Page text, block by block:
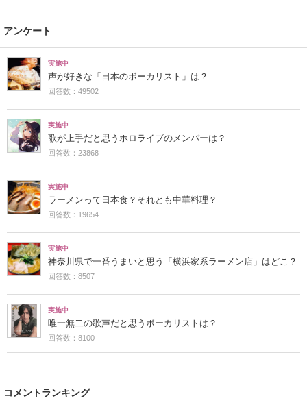
アンケート
実施中
声が好きな「日本のボーカリスト」は？
回答数：49502
実施中
歌が上手だと思うホロライブのメンバーは？
回答数：23868
実施中
ラーメンって日本食？それとも中華料理？
回答数：19654
実施中
神奈川県で一番うまいと思う「横浜家系ラーメン店」はどこ？
回答数：8507
実施中
唯一無二の歌声だと思うボーカリストは？
回答数：8100
コメントランキング